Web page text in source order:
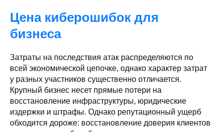
Цена киберошибок для
бизнеса
Затраты на последствия атак распределяются по
всей экономической цепочке, однако характер затрат
у разных участников существенно отличается.
Крупный бизнес несет прямые потери на
восстановление инфраструктуры, юридические
издержки и штрафы. Однако репутационный ущерб
обходится дороже: восстановление доверия клиентов